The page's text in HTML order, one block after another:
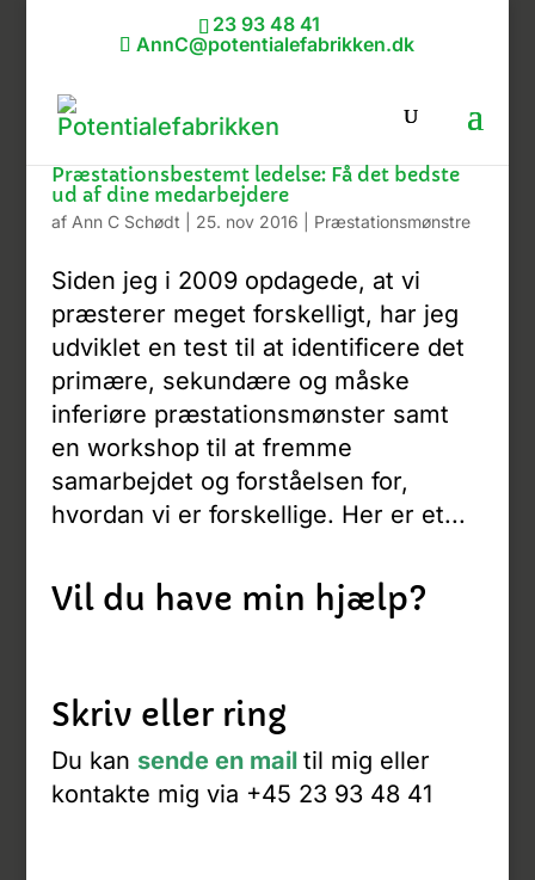
23 93 48 41
AnnC@potentialefabrikken.dk
Præstationsbestemt ledelse: Få det bedste
ud af dine medarbejdere
af Ann C Schødt 25. nov 2016 Præstationsmønstre
Siden jeg i 2009 opdagede, at vi
præsterer meget forskelligt, har jeg
udviklet en test til at identificere det
primære, sekundære og måske
inferiøre præstationsmønster samt
en workshop til at fremme
samarbejdet og forståelsen for,
hvordan vi er forskellige. Her er et...
Vil du have min hjælp?
Skriv eller ring
Du kan sende en mail til mig eller
kontakte mig via +45 23 93 48 41